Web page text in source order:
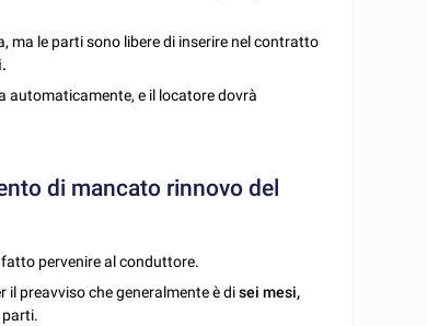
ma le parti sono libere di inserire nel contratto
automaticamente, e il locatore dovrà
di mancato rinnovo del
pervenire al conduttore.
preavviso che generalmente è disei mesi,